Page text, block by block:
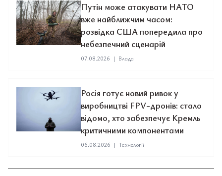
Путін може атакувати НАТО
вже найближчим часом:
розвідка США попередила про
небезпечний сценарій
07.08.2026 | Влада
Росія готує новий ривок у
виробництві FPV-дронів: стало
відомо, хто забезпечує Кремль
критичними компонентами
06.08.2026 | Технології